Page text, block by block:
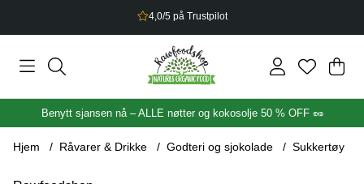
2,5% bonus på alt du handler
.
Benytt sjansen nå – ALLE nøtter og kokosolje 50 % OFF 🥜
Hjem Råvarer & Drikke Godteri og sjokolade Sukkertøy